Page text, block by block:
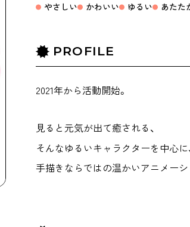
TOP
やさしい かわいい ゆるい あたた
PROFILE
2021年から活動開始。
見ると元気が出て癒される、
そんなゆるいキャラクターを中心に、
手描きならではの温かいアニメーシ